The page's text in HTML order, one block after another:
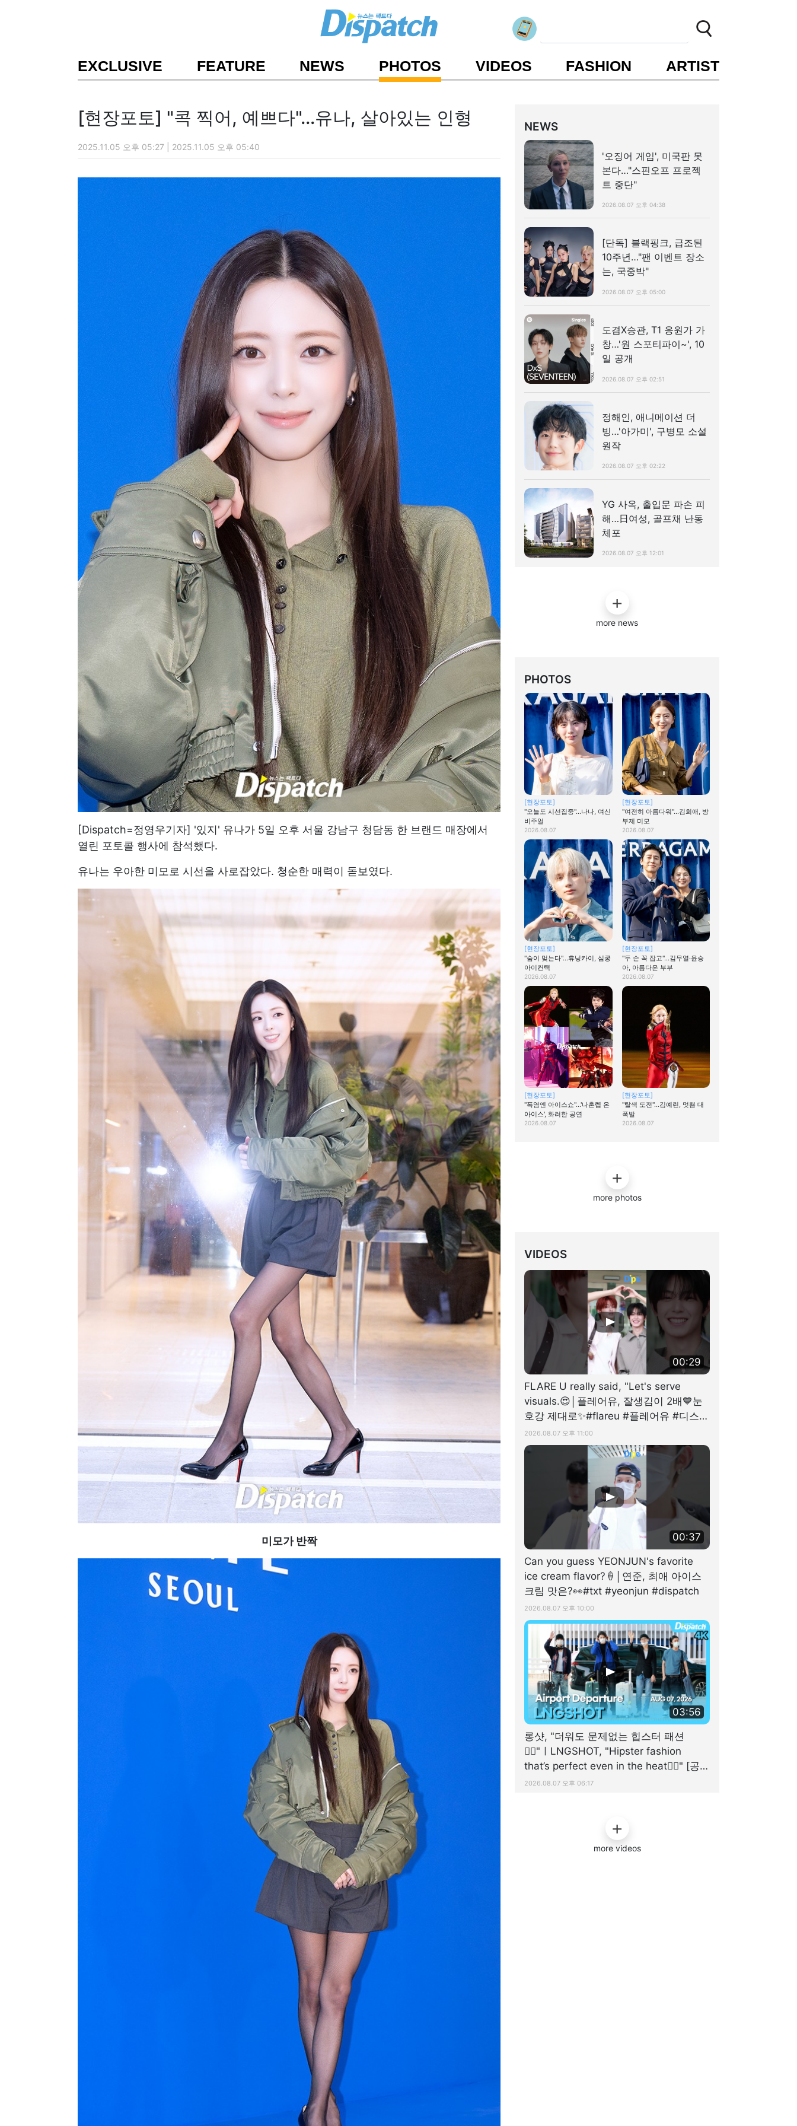
EXCLUSIVE FEATURE NEWS PHOTOS VIDEOS FASHION ARTIST
[현장포토] "콕 찍어, 예쁘다"...유나, 살아있는 인형
2025.11.05 오후 05:27 | 2025.11.05 오후 05:40
[Dispatch=정영우기자] '있지' 유나가 5일 오후 서울 강남구 청담동 한 브랜드 매장에서
열린 포토콜 행사에 참석했다.
유나는 우아한 미모로 시선을 사로잡았다. 청순한 매력이 돋보였다.
미모가 반짝
NEWS
'오징어 게임', 미국판 못
본다…"스핀오프 프로젝
트 중단"
2026.08.07 오후 04:38
[단독] 블랙핑크, 급조된
10주년…"팬 이벤트 장소
는, 국중박"
2026.08.07 오후 05:00
도겸X승관, T1 응원가 가
창…'원 스포티파이~', 10
일 공개
2026.08.07 오후 02:51
정해인, 애니메이션 더
빙…'아가미', 구병모 소설
원작
2026.08.07 오후 02:22
YG 사옥, 출입문 파손 피
해…日여성, 골프채 난동
체포
2026.08.07 오후 12:01
more news
PHOTOS
[현장포토]
"오늘도 시선집중"…나나, 여신
비주얼
2026.08.07
[현장포토]
"여전히 아름다워"…김희애, 방
부제 미모
2026.08.07
[현장포토]
"숨이 멎는다"…휴닝카이, 심쿵
아이컨택
2026.08.07
[현장포토]
"두 손 꼭 잡고"…김무열·윤승
아, 아름다운 부부
2026.08.07
[현장포토]
"폭염엔 아이스쇼"…'나혼렙 온
아이스', 화려한 공연
2026.08.07
[현장포토]
"탈색 도전"…김예린, 멋쁨 대
폭발
2026.08.07
more photos
VIDEOS
00:29
FLARE U really said, "Let's serve
visuals.😍│플레어유, 잘생김이 2배💙눈
호강 제대로✨#flareu #플레어유 #디스패
치 #dispatch
2026.08.07 오후 11:00
00:37
Can you guess YEONJUN's favorite
ice cream flavor?🍦│연준, 최애 아이스
크림 맛은?👀#txt #yeonjun #dispatch
2026.08.07 오후 10:00
03:56
롱샷, "더워도 문제없는 힙스터 패션
✌🏻"ㅣLNGSHOT, "Hipster fashion
that’s perfect even in the heat✌🏻" [공
항]
2026.08.07 오후 06:17
more videos